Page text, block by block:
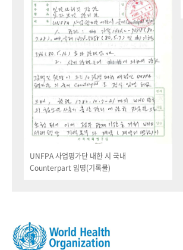
UNFPA 사업평가단 내한 시 국내
Counterpart 임명(기록물)